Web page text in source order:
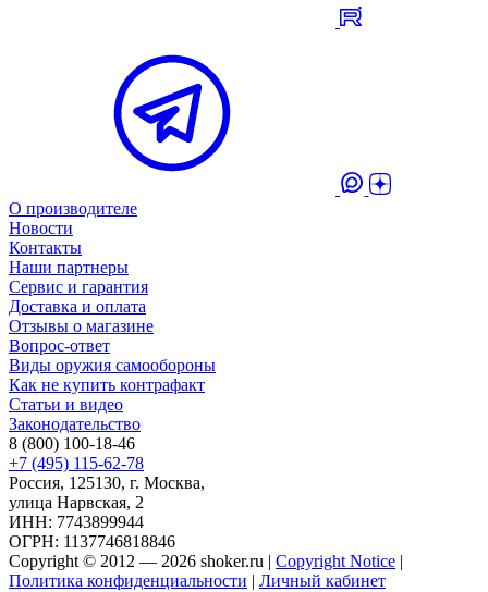
О производителе
Новости
Контакты
Наши партнеры
Сервис и гарантия
Доставка и оплата
Отзывы о магазине
Вопрос-ответ
Виды оружия самообороны
Как не купить контрафакт
Статьи и видео
Законодательство
8 (800) 100-18-46
+7 (495) 115-62-78
Россия, 125130, г. Москва,
улица Нарвская, 2
ИНН: 7743899944
ОГРН: 1137746818846
Copyright © 2012 — 2026 shoker.ru | Copyright Notice |
Политика конфиденциальности | Личный кабинет